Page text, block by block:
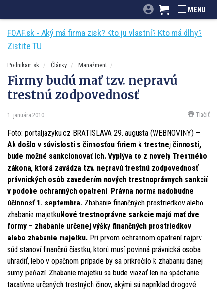
Mnamky-recepty.sk
MENU
FOAF.sk - Aký má firma zisk? Kto ju vlastní? Kto má dlhy?
Zistite TU
Podnikam.sk Články Manažment
Firmy budú mať tzv. nepravú
trestnú zodpovednosť
1. januára 2010 Tlačiť
Foto: portaljazyku.cz BRATISLAVA 29. augusta (WEBNOVINY) –
Ak došlo v súvislosti s činnosťou firiem k trestnej činnosti,
bude možné sankcionovať ich. Vyplýva to z novely Trestného
zákona, ktorá zavádza tzv. nepravú trestnú zodpovednosť
právnických osôb zavedením nových trestnoprávnych sankcií
v podobe ochranných opatrení. Právna norma nadobudne
účinnosť 1. septembra. Zhabanie finančných prostriedkov alebo
zhabanie majetkuNové trestnoprávne sankcie majú mať dve
formy – zhabanie určenej výšky finančných prostriedkov
alebo zhabanie majetku. Pri prvom ochrannom opatrení najprv
súd stanoví finančnú čiastku, ktorú musí povinná právnická osoba
uhradiť, lebo v opačnom prípade by sa prikročilo k zhabaniu danej
sumy peňazí. Zhabanie majetku sa bude viazať len na spáchanie
taxatívne určených trestných činov, akými sú napríklad drogové